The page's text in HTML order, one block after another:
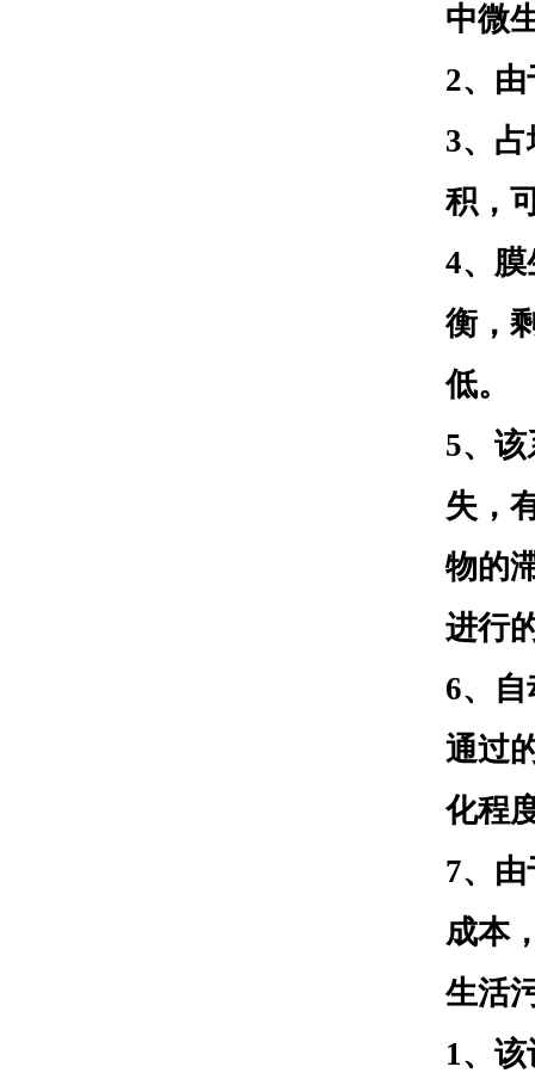
中微
2、
3、
积，
4、
衡，
低。
5、
失，
物的
进行
6、
通过
化程
7、
成本
生活
1、